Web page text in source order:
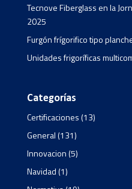
Tecnove Fiberglass en la
2025
Furgón frígorifico tipo
Unidades frigoríficas
Categorías
Certificaciones(13)
General(131)
Innovacion(5)
Navidad(1)